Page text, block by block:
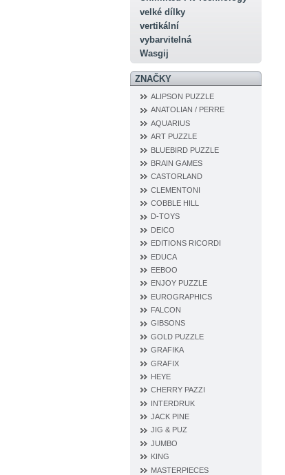
velké dílky
vertikální
vybarvitelná
Wasgij
ZNAČKY
ALIPSON PUZZLE
ANATOLIAN / PERRE
AQUARIUS
ART PUZZLE
BLUEBIRD PUZZLE
BRAIN GAMES
CASTORLAND
CLEMENTONI
COBBLE HILL
D‐TOYS
DEICO
EDITIONS RICORDI
EDUCA
EEBOO
ENJOY PUZZLE
EUROGRAPHICS
FALCON
GIBSONS
GOLD PUZZLE
GRAFIKA
GRAFIX
HEYE
CHERRY PAZZI
INTERDRUK
JACK PINE
JIG & PUZ
JUMBO
KING
MASTERPIECES